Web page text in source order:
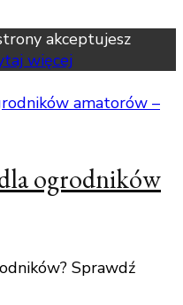
akceptujesz
więcej
ogrodników
Sprawdź